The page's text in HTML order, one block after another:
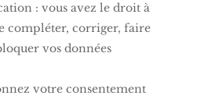
: vous avez le droit à
compléter, corriger, faire
vos données
votre consentement